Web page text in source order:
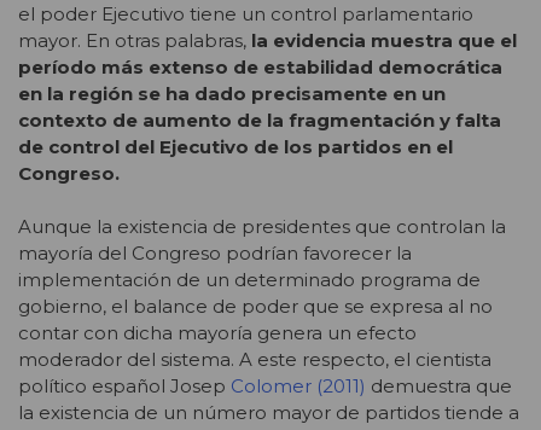
el poder Ejecutivo tiene un control parlamentario
mayor. En otras palabras, la evidencia muestra que el
período más extenso de estabilidad democrática
en la región se ha dado precisamente en un
contexto de aumento de la fragmentación y falta
de control del Ejecutivo de los partidos en el
Congreso.
Aunque la existencia de presidentes que controlan la
mayoría del Congreso podrían favorecer la
implementación de un determinado programa de
gobierno, el balance de poder que se expresa al no
contar con dicha mayoría genera un efecto
moderador del sistema. A este respecto, el cientista
político español Josep Colomer (2011) demuestra que
la existencia de un número mayor de partidos tiende a